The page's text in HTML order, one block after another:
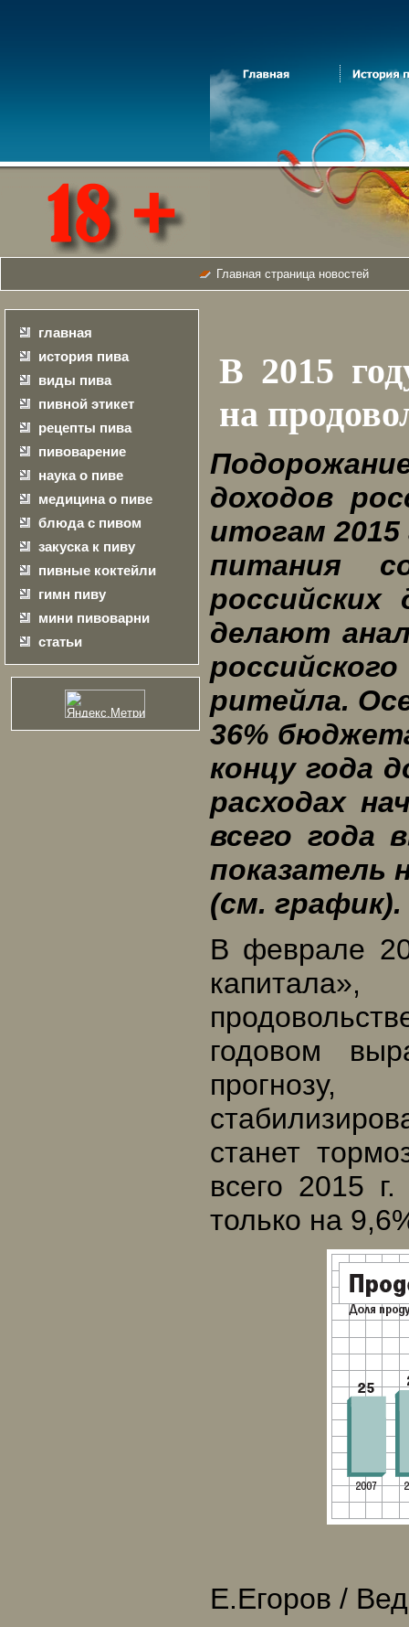
Главная страница новостей
главная
история пива
виды пива
пивной этикет
рецепты пива
пивоварение
наука о пиве
медицина о пиве
блюда с пивом
закуска к пиву
пивные коктейли
гимн пиву
мини пивоварни
статьи
В 2015
на
доходов
итогам 2015
питания
делают
ритейла.
36%
концу года
расходах
всего года
показатель
(см. график).
В феврале
годовом
станет
всего 2015
только на
Е.Егоров /